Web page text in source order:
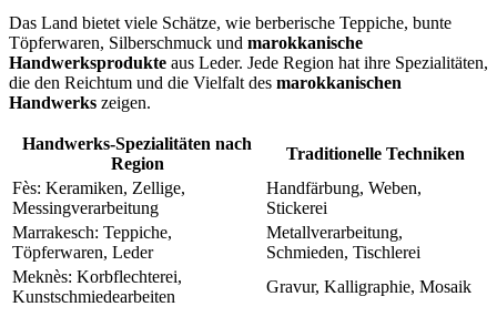
Das Land bietet viele Schätze, wie berberische Teppiche, bunte
Töpferwaren, Silberschmuck und marokkanische
Handwerksprodukte aus Leder. Jede Region hat ihre Spezialitäten,
die den Reichtum und die Vielfalt des marokkanischen
Handwerks zeigen.
Handwerks-Spezialitäten nach
Region
Traditionelle Techniken
Fès: Keramiken, Zellige,
Messingverarbeitung
Handfärbung, Weben,
Stickerei
Marrakesch: Teppiche,
Töpferwaren, Leder
Metallverarbeitung,
Schmieden, Tischlerei
Meknès: Korbflechterei,
Kunstschmiedearbeiten
Gravur, Kalligraphie, Mosaik